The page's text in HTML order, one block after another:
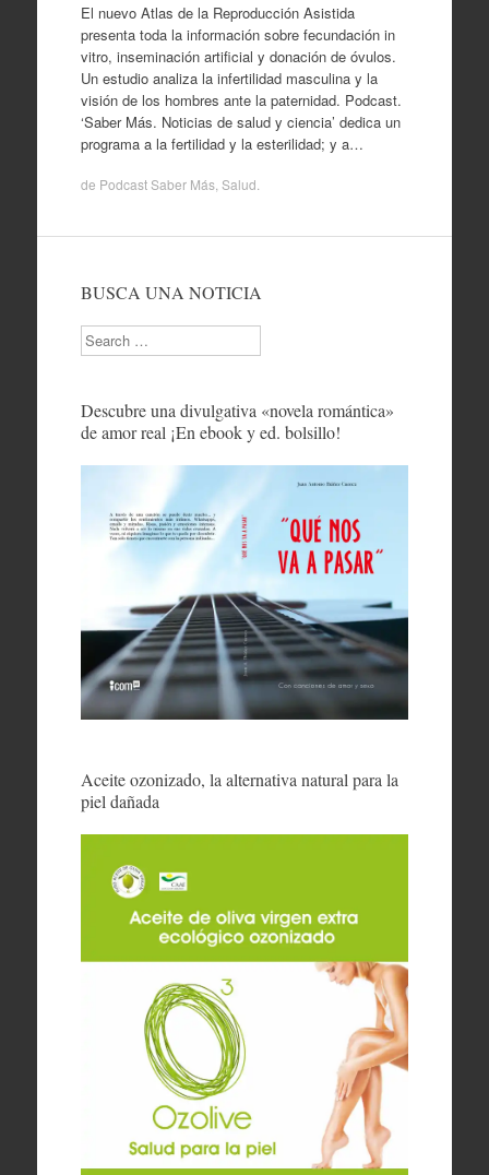
El nuevo Atlas de la Reproducción Asistida
presenta toda la información sobre fecundación in
vitro, inseminación artificial y donación de óvulos.
Un estudio analiza la infertilidad masculina y la
visión de los hombres ante la paternidad. Podcast.
‘Saber Más. Noticias de salud y ciencia’ dedica un
programa a la fertilidad y la esterilidad; y a…
de Podcast Saber Más, Salud
BUSCA UNA NOTICIA
Search
Descubre una divulgativa «novela romántica»
de amor real ¡En ebook y ed. bolsillo!
Aceite ozonizado, la alternativa natural para la
piel dañada